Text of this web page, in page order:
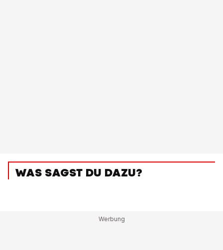
WAS SAGST DU DAZU?